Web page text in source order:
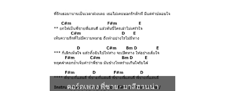
คอร์ดเพลง พี่ชาย - มาลีฮวนน่า